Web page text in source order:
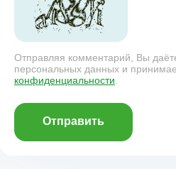
Отправляя комментарий, Вы
персональных данных и
конфиденциальности
Отправить